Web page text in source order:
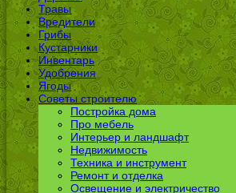
Травы
Вредители
Грибы
Кустарники
Инвентарь
Удобрения
Ягоды
Советы строителю
Постройка дома
Про мебель
Интерьер и ландшафт
Недвижимость
Техника и инструмент
Ремонт и отделка
Освещение и электричество